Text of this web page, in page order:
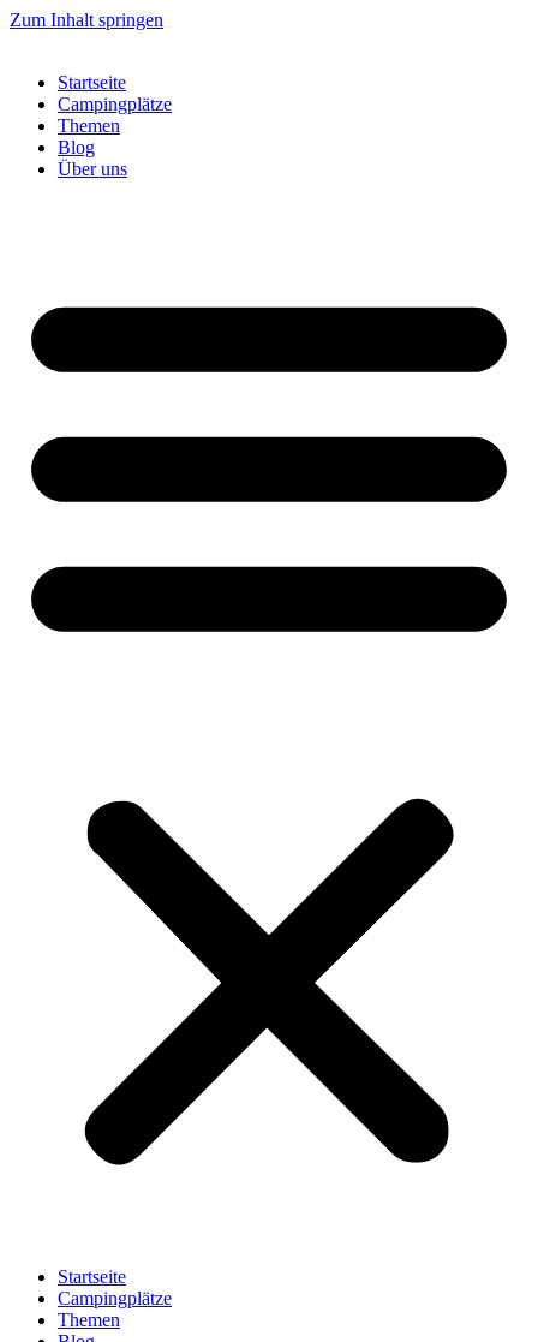
Zum Inhalt springen
Startseite
Campingplätze
Themen
Blog
Über uns
Startseite
Campingplätze
Themen